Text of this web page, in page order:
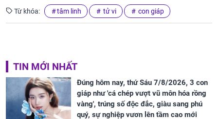
Từ khóa: tâm linh tử vi con giáp
TIN MỚI NHẤT
Đúng hôm nay, thứ Sáu 7/8/2026, 3 con
giáp như 'cá chép vượt vũ môn hóa rồng
vàng', trúng số độc đắc, giàu sang phú
quý, sự nghiệp vươn lên tầm cao mới